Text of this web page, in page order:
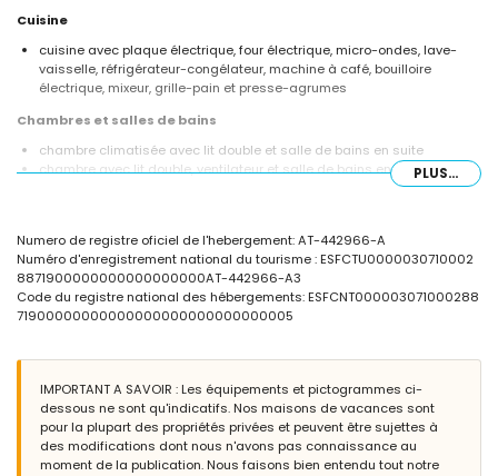
Cuisine
cuisine avec plaque électrique, four électrique, micro-ondes, lave-
vaisselle, réfrigérateur-congélateur, machine à café, bouilloire
électrique, mixeur, grille-pain et presse-agrumes
Chambres et salles de bains
chambre climatisée avec lit double et salle de bains en suite
chambre avec lit double, ventilateur et salle de bains en suite
salle de bains en suite avec lavabo simple, baignoire, douche et
toilettes
salle de bains en suite avec lavabo simple, douche et toilettes
salle de bains avec lavabo simple, baignoire, douche et toilettes
salle de bains avec double lavabo, baignoire/douche, toilettes et
terrain clos
piscine privée mesurant 12m x 6m et 2m de profondeur
magnifique jardin avec pelouse, gravier, arbres et mobilier de jardin
avec transats
PLUS...
Numero de registre oficiel de l'hebergement: AT-442966-A
Numéro d'enregistrement national du tourisme : ESFCTU0000030710002
8871900000000000000000AT-442966-A3
Code du registre national des hébergements: ESFCNT000003071000288
71900000000000000000000000000005
IMPORTANT A SAVOIR : Les équipements et pictogrammes ci-
dessous ne sont qu'indicatifs. Nos maisons de vacances sont
pour la plupart des propriétés privées et peuvent être sujettes à
des modifications dont nous n'avons pas connaissance au
moment de la publication. Nous faisons bien entendu tout notre